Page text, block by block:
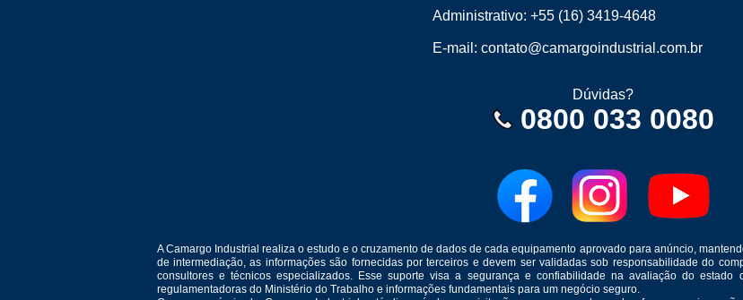
Administrativo: +55 (16) 3419-4648
E-mail: contato@camargoindustrial.com.br
Dúvidas?
0800 033 0080
A Camargo Industrial realiza o estudo e o cruzamento de dados de cada equipamento aprovado para anúncio,
de intermediação, as informações são fornecidas por terceiros e devem ser validadas sob responsabilidade do
consultores e técnicos especializados. Esse suporte visa a segurança e confiabilidade na avaliação do
regulamentadoras do Ministério do Trabalho e informações fundamentais para um negócio seguro.